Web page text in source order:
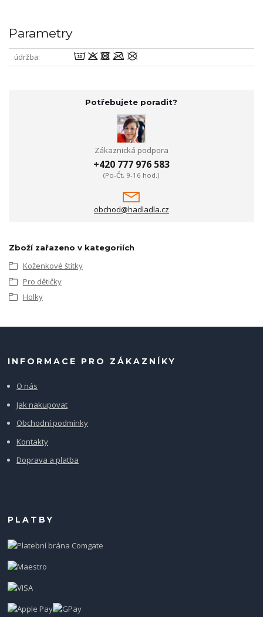
Parametry
údržba wodmU
Potřebujete poradit?
Zákaznická podpora
+420 777 976 583
(Po-Čt, 9-16 hod.)
obchod@hadladla.cz
Zboží zařazeno v kategoriích
Koženkové štítky
Pro dětičky
Holky
INFORMACE PRO ZÁKAZNÍKY
O nás
Jak nakupovat
Obchodní podmínky
Kontakty
Doprava a platba
PLATBY